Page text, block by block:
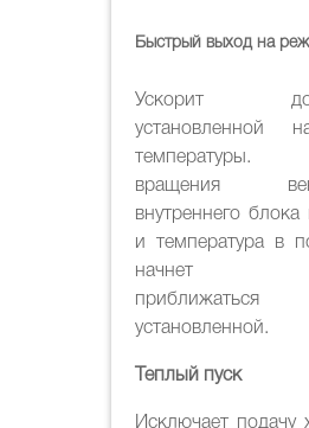
Быстрый выход на
Ускорит
установленной
температуры.
вращения
внутреннего блока
и температура в
начнет
установленной.
Теплый пуск
Исключает подачу